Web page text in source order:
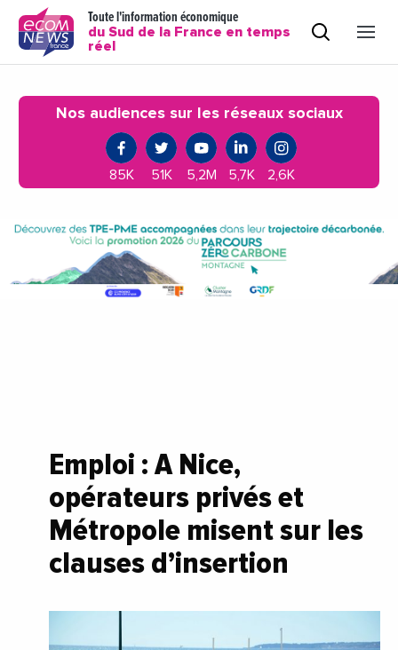
Toute l'information économique
du Sud de la France en temps
réel
Nos audiences sur les réseaux sociaux
85K 51K 5,2M 5,7K 2,6K
Emploi : A Nice,
opérateurs privés et
Métropole misent sur les
clauses d’insertion